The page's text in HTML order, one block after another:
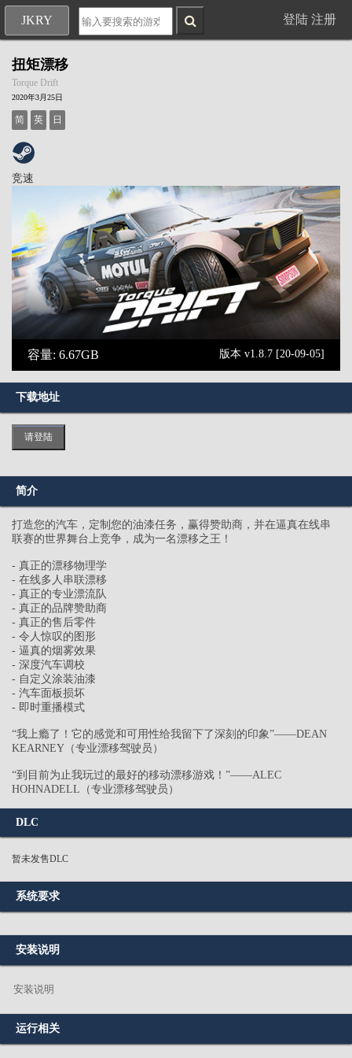
JKRY 登陆 注册
扭矩漂移
Torque Drift
2020年3月25日
简 英 日
竞速
容量: 6.67GB 版本 v1.8.7 [20-09-05]
下载地址
请登陆
简介
打造您的汽车，定制您的油漆任务，赢得赞助商，并在逼真在线串
联赛的世界舞台上竞争，成为一名漂移之王！
- 真正的漂移物理学
- 在线多人串联漂移
- 真正的专业漂流队
- 真正的品牌赞助商
- 真正的售后零件
- 令人惊叹的图形
- 逼真的烟雾效果
- 深度汽车调校
- 自定义涂装油漆
- 汽车面板损坏
- 即时重播模式
“我上瘾了！它的感觉和可用性给我留下了深刻的印象”——DEAN
KEARNEY（专业漂移驾驶员）
“到目前为止我玩过的最好的移动漂移游戏！”——ALEC
HOHNADELL（专业漂移驾驶员）
DLC
暂未发售DLC
系统要求
安装说明
安装说明
运行相关